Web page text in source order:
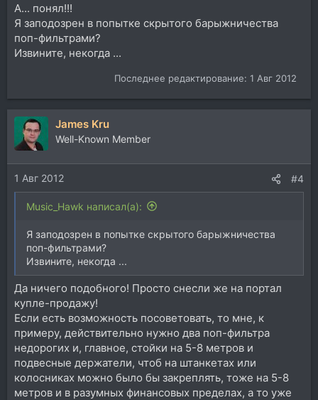
А... понял!!!
Я заподозрен в попытке скрытого барыжничества
поп-фильтрами?
Извините, некогда ...
Последнее редактирование: 1 Авг 2012
James Kru
Well-Known Member
1 Авг 2012 #4
Music_Hawk написал(а):
Я заподозрен в попытке скрытого барыжничества
поп-фильтрами?
Извините, некогда ...
Да ничего подобного! Просто снесли же на портал
купле-продажу!
Если есть возможность посоветовать, то мне, к
примеру, действительно нужно два поп-фильтра
недорогих и, главное, стойки на 5-8 метров и
подвесные держатели, чтоб на штанкетах или
колосниках можно было бы закреплять, тоже на 5-8
метров и в разумных финансовых пределах, а то уже